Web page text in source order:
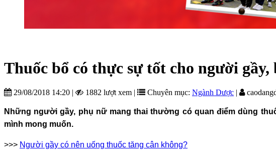
Thuốc bổ có thực sự tốt cho người gầy,
29/08/2018 14:20 | 1882 lượt xem | Chuyên mục: Ngành Dược |
Những người gầy, phụ nữ mang thai thường có quan điểm dùng
mình mong muốn.
>>> Người gầy có nên uống thuốc tăng cân không?